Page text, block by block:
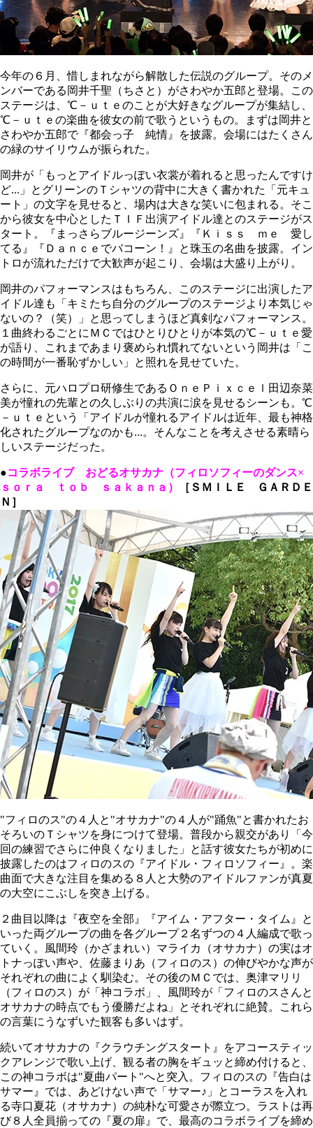
今年の６月、惜しまれながら解散した伝説のグループ。そのメ
ンバーである岡井千聖（ちさと）がさわやか五郎と登場。この
ステージは、℃－ｕｔｅのことが大好きなグループが集結し、
℃－ｕｔｅの楽曲を彼女の前で歌うというもの。まずは岡井と
さわやか五郎で『都会っ子 純情』を披露。会場にはたくさん
の緑のサイリウムが振られた。
岡井が「もっとアイドルっぽい衣裳が着れると思ったんですけ
ど...」とグリーンのＴシャツの背中に大きく書かれた「元キュ
ート」の文字を見せると、場内は大きな笑いに包まれる。そこ
から彼女を中心としたＴＩＦ出演アイドル達とのステージがス
タート。『まっさらブルージーンズ』『Ｋｉｓｓ ｍｅ 愛し
てる』『Ｄａｎｃｅでバコーン！』と珠玉の名曲を披露。イン
トロが流れただけで大歓声が起こり、会場は大盛り上がり。
岡井のパフォーマンスはもちろん、このステージに出演したア
イドル達も「キミたち自分のグループのステージより本気じゃ
ないの？（笑）」と思ってしまうほど真剣なパフォーマンス。
１曲終わるごとにＭＣではひとりひとりが本気の℃－ｕｔｅ愛
が語り、これまであまり褒められ慣れてないという岡井は「こ
の時間が一番恥ずかしい」と照れを見せていた。
さらに、元ハロプロ研修生であるＯｎｅＰｉｘｃｅｌ田辺奈菜
美が憧れの先輩との久しぶりの共演に涙を見せるシーンも。℃
－ｕｔｅという「アイドルが憧れるアイドルは近年、最も神格
化されたグループなのかも...。そんなことを考えさせる素晴ら
しいステージだった。
●コラボライブ おどるオサカナ（フィロソフィーのダンス×
ｓｏｒａ ｔｏｂ ｓａｋａｎａ）
［ＳＭＩＬＥ ＧＡＲＤＥ
Ｎ］
"フィロのス"の４人と"オサカナ"の４人が"踊魚"と書かれたお
そろいのＴシャツを身につけて登場。普段から親交があり「今
回の練習でさらに仲良くなりました」と話す彼女たちが初めに
披露したのはフィロのスの『アイドル・フィロソフィー』。楽
曲面で大きな注目を集める８人と大勢のアイドルファンが真夏
の大空にこぶしを突き上げる。
２曲目以降は『夜空を全部』『アイム・アフター・タイム』と
いった両グループの曲を各グループ２名ずつの４人編成で歌っ
ていく。風間玲（かざまれい）マライカ（オサカナ）の実はオ
トナっぽい声や、佐藤まりあ（フィロのス）の伸びやかな声が
それぞれの曲によく馴染む。その後のＭＣでは、奥津マリリ
（フィロのス）が「神コラボ」、風間玲が「フィロのスさんと
オサカナの時点でもう優勝だよね」とそれぞれに絶賛。これら
の言葉にうなずいた観客も多いはず。
続いてオサカナの『クラウチングスタート』をアコースティッ
クアレンジで歌い上げ、観る者の胸をギュッと締め付けると、
この神コラボは"夏曲パート"へと突入。フィロのスの『告白は
サマー』では、あどけない声で「サマー♪」とコーラスを入れ
る寺口夏花（オサカナ）の純朴な可愛さが際立つ。ラストは再
び８人全員揃っての『夏の扉』で、最高のコラボライブを締め